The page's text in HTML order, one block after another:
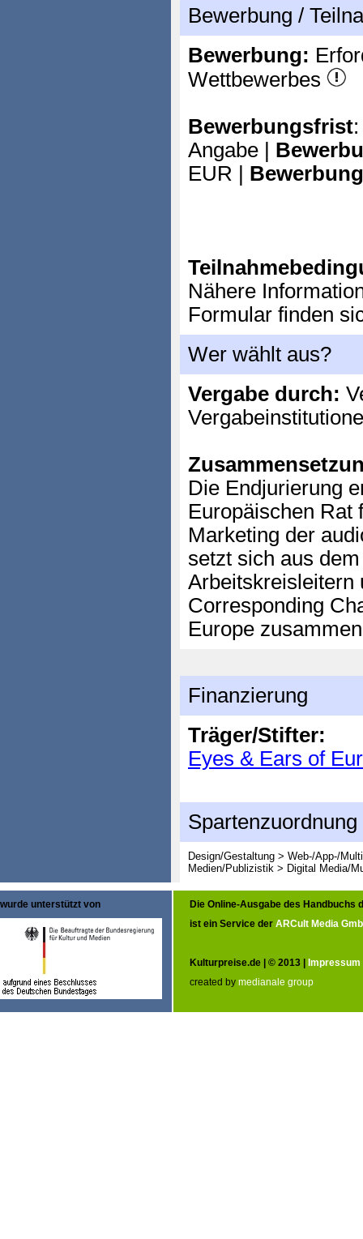
Bewerbung /
Bewerbung:
Wettbewerbes
Bewerbungsfrist
Angabe |
EUR |
Nähere
Formular finden
Wer wählt aus?
Vergabe durch:
Die Endjurierung
Europäischen Rat
Marketing der
setzt sich aus
Arbeitskreisleitern
Corresponding
Europe
Finanzierung
Träger/Stifter:
Eyes & Ears of
Spartenzuordnung
Design/Gestaltung > Web-/App-/
Medien/Publizistik > Digital Media/
wurde unterstützt von
Die Online-Ausgabe des Handbuchs
ist ein Service der ARCult Media
Kulturpreise.de | © 2013 | Impressum
created by medianale group